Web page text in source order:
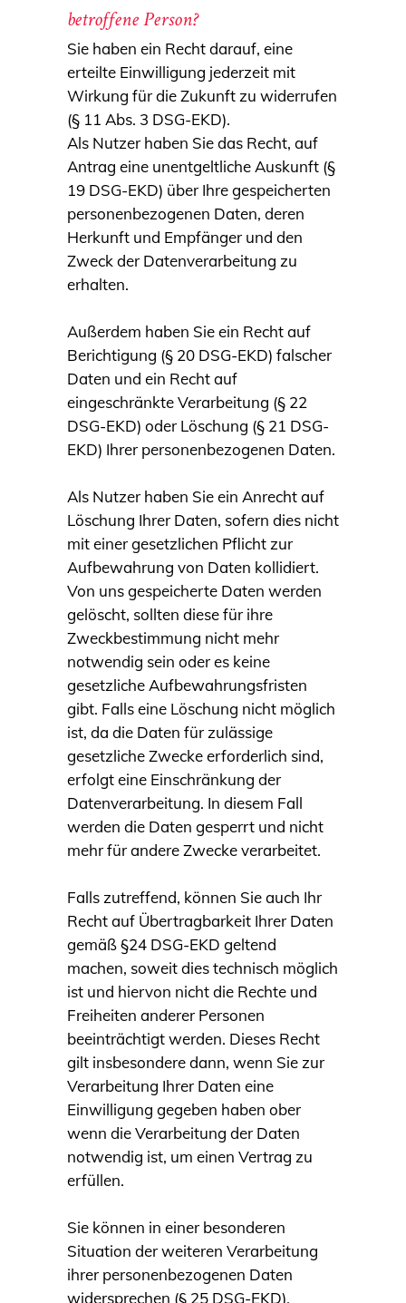
betroffene Person?
Sie haben ein Recht darauf, eine
erteilte Einwilligung jederzeit mit
Wirkung für die Zukunft zu widerrufen
(§ 11 Abs. 3 DSG-EKD).
Als Nutzer haben Sie das Recht, auf
Antrag eine unentgeltliche Auskunft (§
19 DSG-EKD) über Ihre gespeicherten
personenbezogenen Daten, deren
Herkunft und Empfänger und den
Zweck der Datenverarbeitung zu
erhalten.
Außerdem haben Sie ein Recht auf
Berichtigung (§ 20 DSG-EKD) falscher
Daten und ein Recht auf
eingeschränkte Verarbeitung (§ 22
DSG-EKD) oder Löschung (§ 21 DSG-
EKD) Ihrer personenbezogenen Daten.
Als Nutzer haben Sie ein Anrecht auf
Löschung Ihrer Daten, sofern dies nicht
mit einer gesetzlichen Pflicht zur
Aufbewahrung von Daten kollidiert.
Von uns gespeicherte Daten werden
gelöscht, sollten diese für ihre
Zweckbestimmung nicht mehr
notwendig sein oder es keine
gesetzliche Aufbewahrungsfristen
gibt. Falls eine Löschung nicht möglich
ist, da die Daten für zulässige
gesetzliche Zwecke erforderlich sind,
erfolgt eine Einschränkung der
Datenverarbeitung. In diesem Fall
werden die Daten gesperrt und nicht
mehr für andere Zwecke verarbeitet.
Falls zutreffend, können Sie auch Ihr
Recht auf Übertragbarkeit Ihrer Daten
gemäß §24 DSG-EKD geltend
machen, soweit dies technisch möglich
ist und hiervon nicht die Rechte und
Freiheiten anderer Personen
beeinträchtigt werden. Dieses Recht
gilt insbesondere dann, wenn Sie zur
Verarbeitung Ihrer Daten eine
Einwilligung gegeben haben ober
wenn die Verarbeitung der Daten
notwendig ist, um einen Vertrag zu
erfüllen.
Sie können in einer besonderen
Situation der weiteren Verarbeitung
ihrer personenbezogenen Daten
widersprechen (§ 25 DSG-EKD),